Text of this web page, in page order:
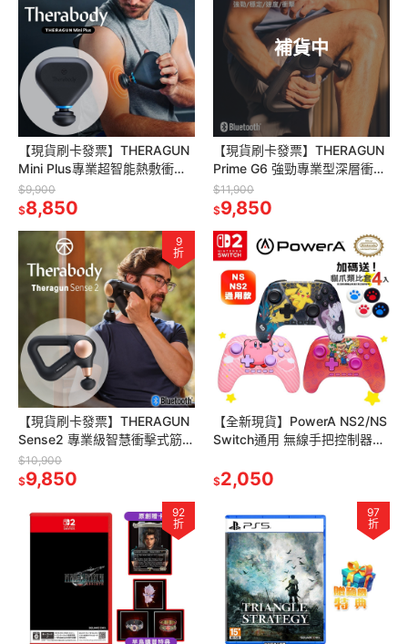
【現貨刷卡發票】THERAGUN
Mini Plus專業超智能熱敷衝擊
式迷你便攜筋膜槍 (10mm振
幅/9kg推力)
$9,900
$8,850
補貨中
【現貨刷卡發票】THERAGUN
Prime G6 強勁專業型深層衝擊
式筋膜槍(5段速/抗撞/16mm振
幅)
$11,900
$9,850
9
折
【現貨刷卡發票】THERAGUN
Sense2 專業級智慧衝擊式筋膜
槍(14kg推力/12mm振幅/2款
按摩頭)
$10,900
$9,850
【全新現貨】PowerA NS2/NS
Switch通用 無線手把控制器
$2,050
92
折
97
折